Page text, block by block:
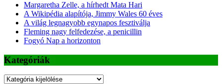
Margaretha Zelle, a hírhedt Mata Hari
A Wikipédia alapítója, Jimmy Wales 60 éves
A világ legnagyobb egynapos fesztiválja
Fleming nagy felfedezése, a penicillin
Fogyó Nap a horizonton
Kategóriák
Kategóriák